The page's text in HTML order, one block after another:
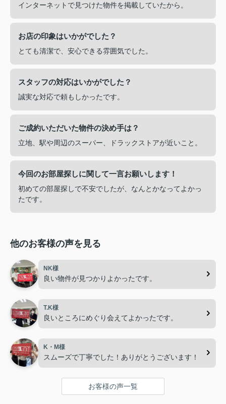
インターネットで見つけた物件を掲載していたから。
お店の印象はいかがでした？
とても清潔で、安心できる雰囲気でした。
スタッフの対応はいかがでした？
誠実な対応で頼もしかったです。
ご成約いただいた物件の決め手は？
立地、駅や周辺のスーパー、ドラックストアが近いこと。
今回のお部屋探しに関して一言お願いします！
初めての部屋探しで不安でしたが、なんとかなってよかっ
たです。
他のお客様の声を見る
NK様
良い物件が見つかりよかったです。
T.K様
良いところにめぐり会えてよかったです。
K・M様
スムーズで丁寧でした！ありがとうございます！
お客様の声一覧